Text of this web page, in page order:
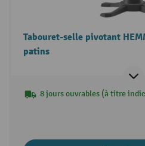
Tabouret-selle pivotant
patins
8 jours ouvrables (à titre